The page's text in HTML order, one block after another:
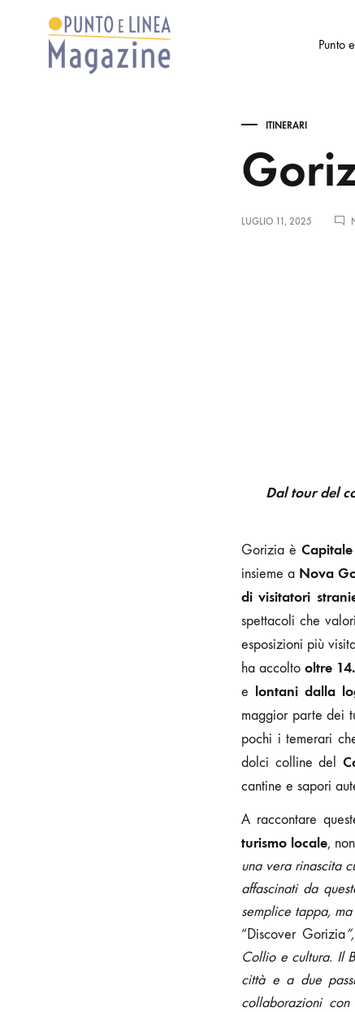
Punto
ITINERARI
LUGLIO 11, 2025
Dal tour del
Gorizia è
insieme a Nova
di visitatori
spettacoli che
esposizioni più
ha accolto oltre
e lontani dalla
maggior parte dei
pochi i temerari
dolci colline del
cantine e sapori
A raccontare
turismo locale,
una vera rinascita
affascinati da
semplice tappa,
“Discover Gorizia
Collio e cultura. Il
città e a due
collaborazioni